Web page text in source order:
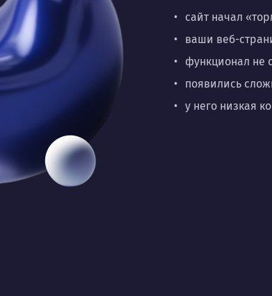
сайт начал
ваши веб-
функционал не
появились
у него низкая